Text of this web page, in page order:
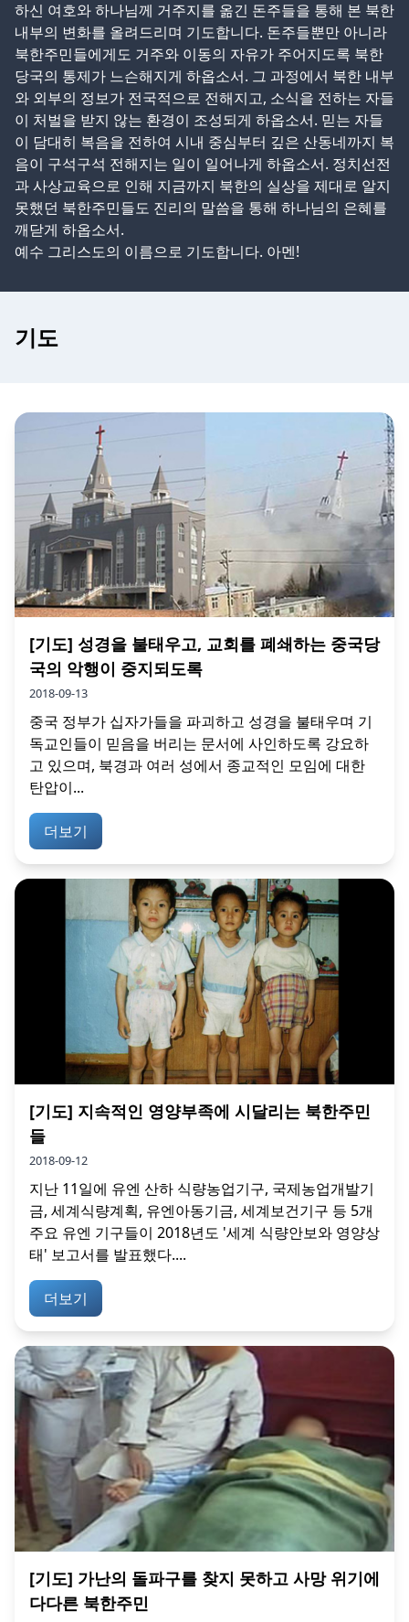
하신 여호와 하나님께 거주지를 옮긴 돈주들을 통해 본 북한
내부의 변화를 올려드리며 기도합니다. 돈주들뿐만 아니라
북한주민들에게도 거주와 이동의 자유가 주어지도록 북한
당국의 통제가 느슨해지게 하옵소서. 그 과정에서 북한 내부
와 외부의 정보가 전국적으로 전해지고, 소식을 전하는 자들
이 처벌을 받지 않는 환경이 조성되게 하옵소서. 믿는 자들
이 담대히 복음을 전하여 시내 중심부터 깊은 산동네까지 복
음이 구석구석 전해지는 일이 일어나게 하옵소서. 정치선전
과 사상교육으로 인해 지금까지 북한의 실상을 제대로 알지
못했던 북한주민들도 진리의 말씀을 통해 하나님의 은혜를
깨닫게 하옵소서.
예수 그리스도의 이름으로 기도합니다. 아멘!
기도
[기도] 성경을 불태우고, 교회를 폐쇄하는 중국당
국의 악행이 중지되도록
2018-09-13
중국 정부가 십자가들을 파괴하고 성경을 불태우며 기
독교인들이 믿음을 버리는 문서에 사인하도록 강요하
고 있으며, 북경과 여러 성에서 종교적인 모임에 대한
탄압이...
더보기
[기도] 지속적인 영양부족에 시달리는 북한주민
들
2018-09-12
지난 11일에 유엔 산하 식량농업기구, 국제농업개발기
금, 세계식량계획, 유엔아동기금, 세계보건기구 등 5개
주요 유엔 기구들이 2018년도 '세계 식량안보와 영양상
태' 보고서를 발표했다....
더보기
[기도] 가난의 돌파구를 찾지 못하고 사망 위기에
다다른 북한주민